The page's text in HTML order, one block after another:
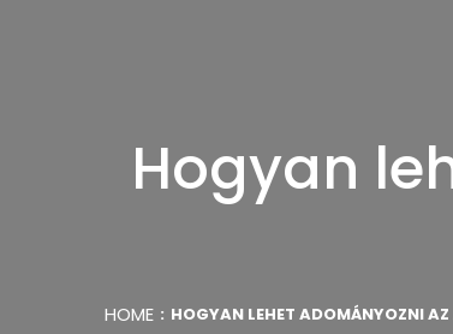
Hogyan
HOME HOGYAN LEHET ADOMÁNYOZNI